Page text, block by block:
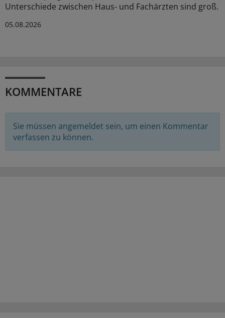
Unterschiede zwischen Haus- und Fachärzten sind groß.
05.08.2026
KOMMENTARE
Sie müssen angemeldet sein, um einen Kommentar
verfassen zu können.